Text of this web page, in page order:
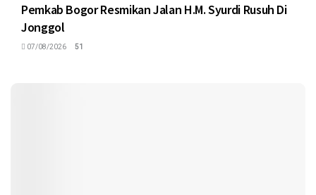
Pemkab Bogor Resmikan Jalan H.M. Syurdi Rusuh Di
Jonggol
07/08/2026 51